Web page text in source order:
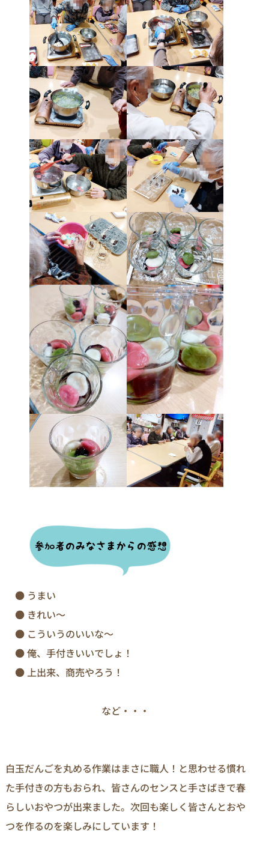
● うまい
● きれい～
● こういうのいいな～
● 俺、手付きいいでしょ！
● 上出来、商売やろう！
など・・・
白玉だんごを丸める作業はまさに職人！と思わせる慣れ
た手付きの方もおられ、皆さんのセンスと手さばきで春
らしいおやつが出来ました。次回も楽しく皆さんとおや
つを作るのを楽しみにしています！